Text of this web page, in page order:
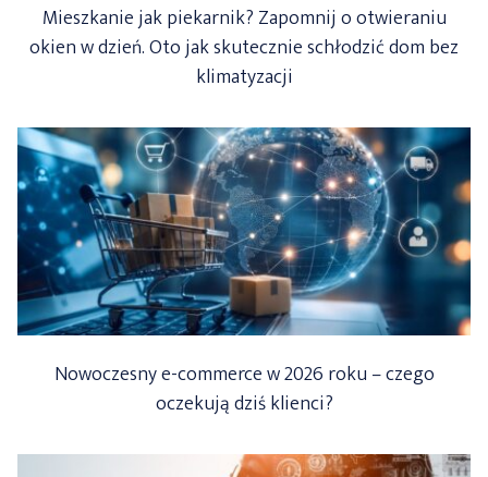
Mieszkanie jak piekarnik? Zapomnij o otwieraniu
okien w dzień. Oto jak skutecznie schłodzić dom bez
klimatyzacji
Nowoczesny e-commerce w 2026 roku – czego
oczekują dziś klienci?